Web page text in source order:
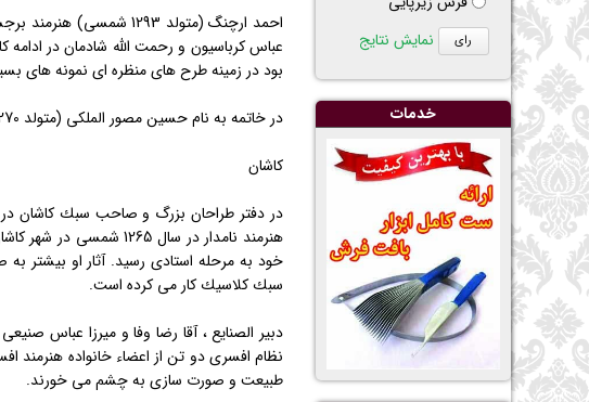
احمد ارچنگ (متولد
عباس كرباسیون و رحمت الله شادمان در
بود در زمینه طرح های منظره ای نمونه های
در خاتمه به نام حسین مصور الملكی (متولد 1270 شمسی) از نقاشان مشهور نقش قالی اصفهان اشاره می شود.
كاشان
در دفتر طراحان بزرگ و صاحب سبك كاشان
هنرمند نامدار در سال
خود به مرحله استادی رسید. آثار او بیشتر
سبك كلاسیك كار می كرده است.
دبیر الصنایع ، آقا رضا وفا و میرزا عباس
نظام افسری دو تن از اعضاء خانواده
طبیعت و صورت سازی به چشم می خورند.
نمایش نتایج
خدمات